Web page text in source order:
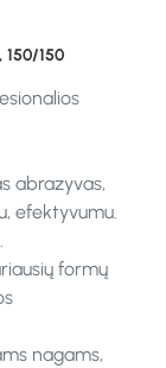
150/150
abrazyvas,
efektyvumu.
formų
nagams,